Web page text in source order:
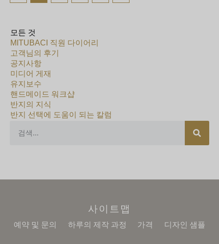
MITUBACI 직원 다이어리
고객님의 후기
공지사항
미디어 게재
유지보수
핸드메이드 워크샵
반지의 지식
반지 선택에 도움이 되는 칼럼
모든 것
사이트맵
예약 및 문의 하루의 제작 과정 가격 디자인 샘플